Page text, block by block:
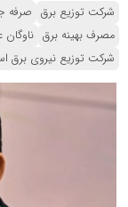
شرکت توزیع برق صرفه
مصرف بهینه برق ناوگان
شرکت توزیع نیروی برق